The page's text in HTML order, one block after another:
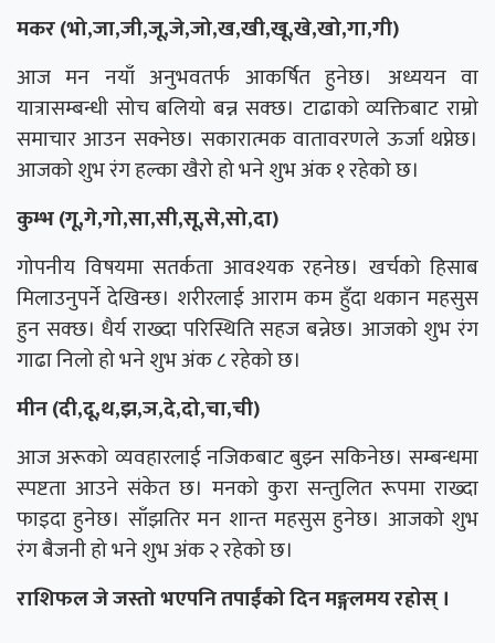
मकर (भो,जा,जी,जू,जे,जो,ख,खी,खू,खे,खो,गा,गी)
आज मन नयाँ अनुभवतर्फ आकर्षित हुनेछ। अध्ययन वा
यात्रासम्बन्धी सोच बलियो बन्न सक्छ। टाढाको व्यक्तिबाट राम्रो
समाचार आउन सक्नेछ। सकारात्मक वातावरणले ऊर्जा थप्नेछ।
आजको शुभ रंग हल्का खैरो हो भने शुभ अंक १ रहेको छ।
कुम्भ (गू,गे,गो,सा,सी,सू,से,सो,दा)
गोपनीय विषयमा सतर्कता आवश्यक रहनेछ। खर्चको हिसाब
मिलाउनुपर्ने देखिन्छ। शरीरलाई आराम कम हुँदा थकान महसुस
हुन सक्छ। धैर्य राख्दा परिस्थिति सहज बन्नेछ। आजको शुभ रंग
गाढा निलो हो भने शुभ अंक ८ रहेको छ।
मीन (दी,दू,थ,झ,ञ,दे,दो,चा,ची)
आज अरूको व्यवहारलाई नजिकबाट बुझ्न सकिनेछ। सम्बन्धमा
स्पष्टता आउने संकेत छ। मनको कुरा सन्तुलित रूपमा राख्दा
फाइदा हुनेछ। साँझतिर मन शान्त महसुस हुनेछ। आजको शुभ
रंग बैजनी हो भने शुभ अंक २ रहेको छ।
राशिफल जे जस्तो भएपनि तपाईंको दिन मङ्गलमय रहोस् ।